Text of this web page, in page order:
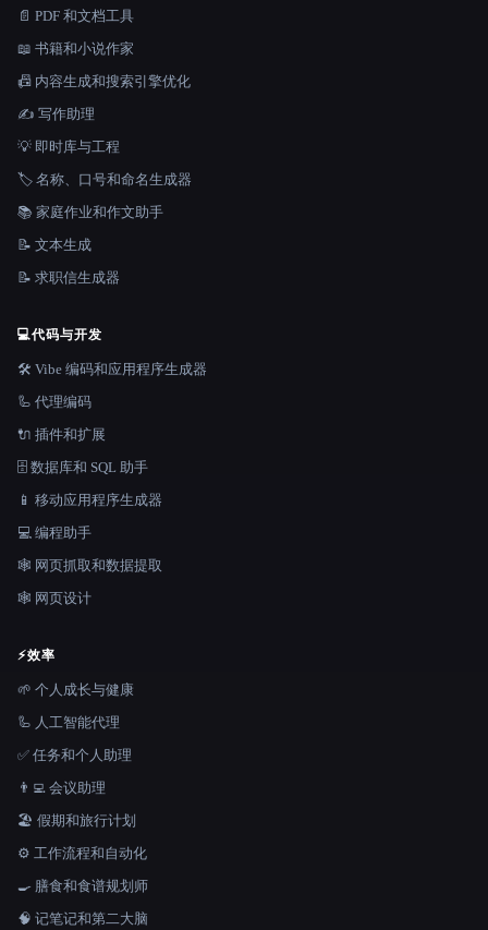
📄 PDF 和文档工具
📖 书籍和小说作家
📠 内容生成和搜索引擎优化
✍️ 写作助理
💡 即时库与工程
🏷️ 名称、口号和命名生成器
📚 家庭作业和作文助手
📝 文本生成
📝 求职信生成器
💻代码与开发
🛠️ Vibe 编码和应用程序生成器
🦾 代理编码
🔌 插件和扩展
🗄️ 数据库和 SQL 助手
📱 移动应用程序生成器
💻 编程助手
🕸️ 网页抓取和数据提取
🕸 网页设计
⚡效率
🌱 个人成长与健康
🦾 人工智能代理
✅ 任务和个人助理
👨‍💻 会议助理
🏖 假期和旅行计划
⚙️ 工作流程和自动化
🍳 膳食和食谱规划师
🧠 记笔记和第二大脑